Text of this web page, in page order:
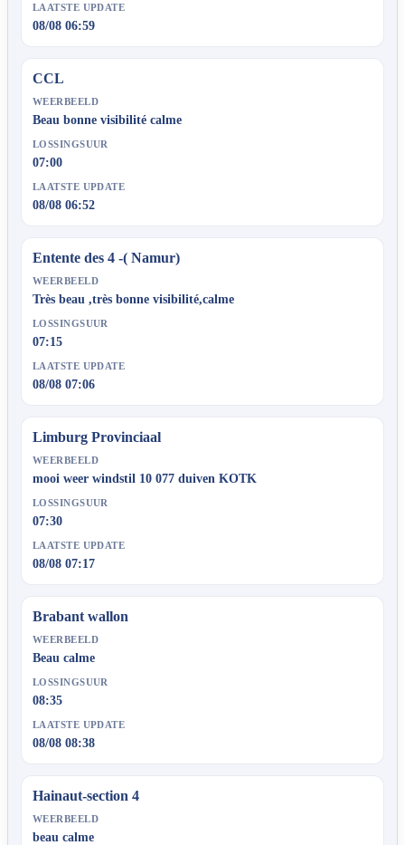
LAATSTE UPDATE
08/08 06:59
CCL
WEERBEELD
Beau bonne visibilité calme
LOSSINGSUUR
07:00
LAATSTE UPDATE
08/08 06:52
Entente des 4 -( Namur)
WEERBEELD
Très beau ,très bonne visibilité,calme
LOSSINGSUUR
07:15
LAATSTE UPDATE
08/08 07:06
Limburg Provinciaal
WEERBEELD
mooi weer windstil 10 077 duiven KOTK
LOSSINGSUUR
07:30
LAATSTE UPDATE
08/08 07:17
Brabant wallon
WEERBEELD
Beau calme
LOSSINGSUUR
08:35
LAATSTE UPDATE
08/08 08:38
Hainaut-section 4
WEERBEELD
beau calme